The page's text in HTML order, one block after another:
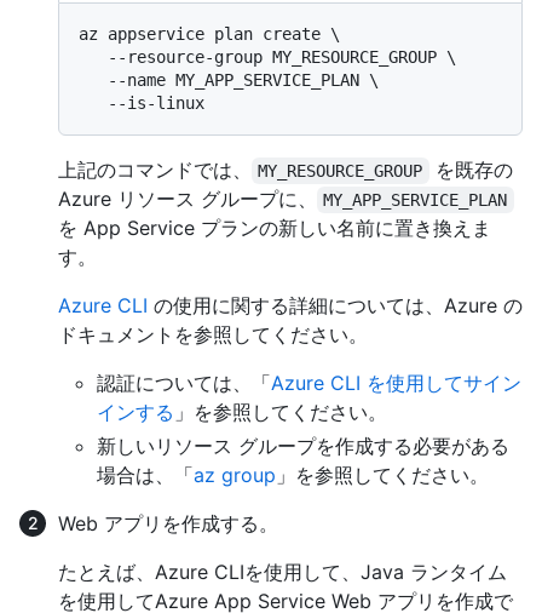
az appservice plan create \
上記のコマンドでは、 MY_RESOURCE_GROUP
を既存の
Azure リソース グループに、
MY_APP_SERVICE_PLAN
を App Service プランの新しい名前に置き換えま
す。
Azure CLI の使用に関する詳細については、Azure の
ドキュメントを参照してください。
認証については、「Azure CLI を使用してサイン
インする 」を参照してください。
新しいリソース グループを作成する必要がある
場合は、「az group 」を参照してください。
Web アプリを作成する。
たとえば、Azure CLIを使用して、Java ランタイム
を使用してAzure App Service Web アプリを作成で